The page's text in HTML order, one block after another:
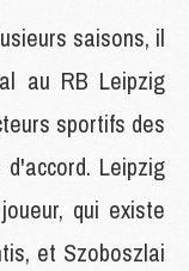
saisons, il
au RB Leipzig
sportifs des
Leipzig
qui existe
et Szoboszlai